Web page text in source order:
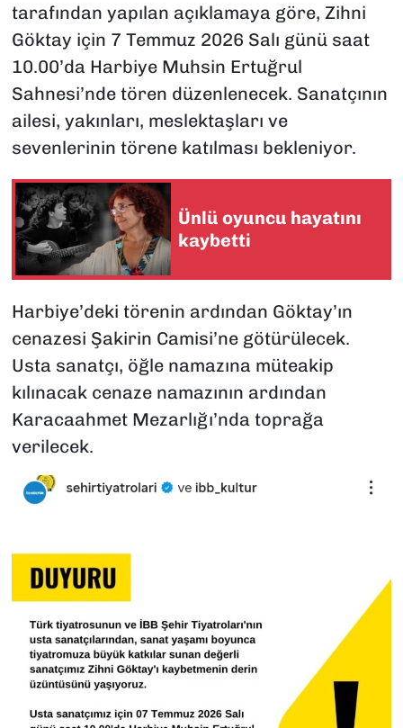
tarafından yapılan açıklamaya göre, Zihni
Göktay için 7 Temmuz 2026 Salı günü saat
10.00’da Harbiye Muhsin Ertuğrul
Sahnesi’nde tören düzenlenecek. Sanatçının
ailesi, yakınları, meslektaşları ve
sevenlerinin törene katılması bekleniyor.
Ünlü oyuncu hayatını
kaybetti
Harbiye’deki törenin ardından Göktay’ın
cenazesi Şakirin Camisi’ne götürülecek.
Usta sanatçı, öğle namazına müteakip
kılınacak cenaze namazının ardından
Karacaahmet Mezarlığı’nda toprağa
verilecek.